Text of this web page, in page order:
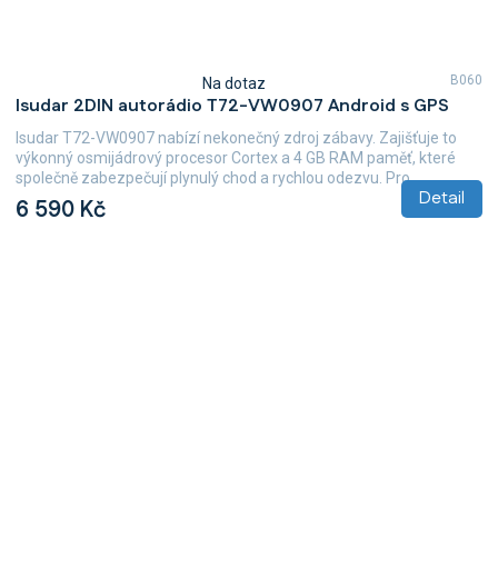
Isudar 2DIN autorádio T72-VW0907 Android s GPS
hodnocení
produktu
je
5,0
z
5
Na dotaz
6 590 Kč Detail
Isudar T72-VW0907 nabízí nekonečný zdroj zábavy. Zajišťuje to
výkonný osmijádrový procesor Cortex a 4 GB RAM paměť, které
společně zabezpečují plynulý chod a rychlou odezvu. Pro...
B060